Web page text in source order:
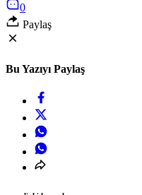
0
Paylaş
Bu Yazıyı Paylaş